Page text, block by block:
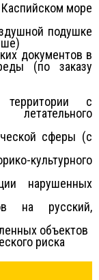
море
подушке
документов в
(по заказу
с
летательного
сферы (с
культурного
нарушенных
на русский,
объектов
риска